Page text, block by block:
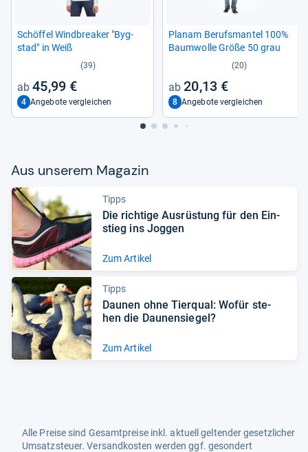
Schöf­fel Wind­brea­ker "Byg­
stad" in Weiß
(39)
45,99 €
4 Angebote vergleichen
Pla­nam Berufs­man­tel 100%
Baum­wolle Größe 50 grau
(20)
20,13 €
8 Angebote vergleichen
Aus unse­rem Maga­zin
Tipps
Die rich­tige Aus­rüs­tung für den Ein­
stieg ins Jog­gen
Zum Artikel
Tipps
Dau­nen ohne Tier­qual: Wofür ste­
hen die Dau­nen­sie­gel?
Zum Artikel
Alle Preise sind Gesamtpreise inkl. aktuell geltender gesetzlicher
Umsatzsteuer. Versandkosten werden ggf. gesondert